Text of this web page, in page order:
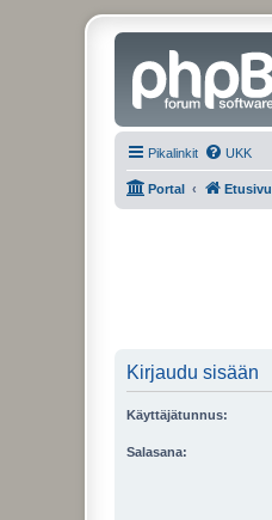
Pikalinkit UKK
Portal Etusivu
Kirjaudu sisään
Käyttäjätunnus:
Salasana: